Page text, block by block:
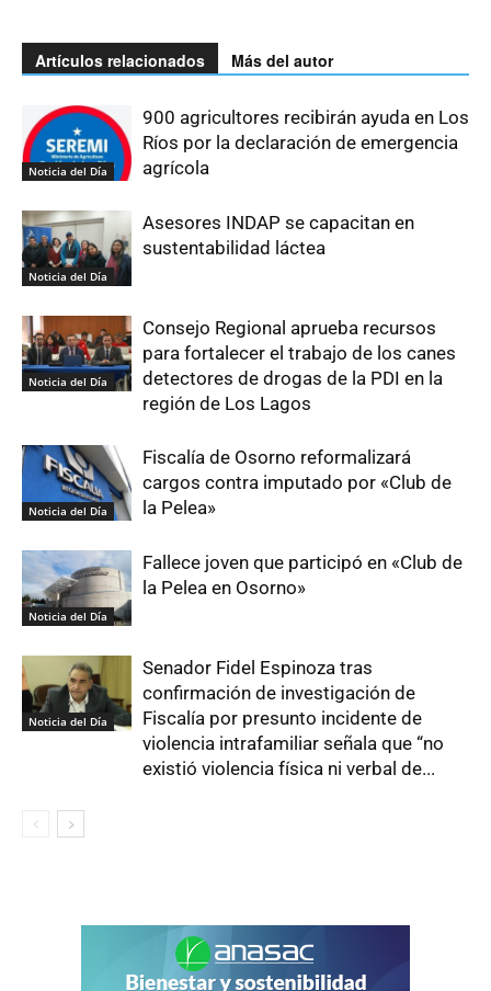
Artículos relacionados Más del autor
Noticia del Día
900 agricultores recibirán ayuda en Los
Ríos por la declaración de emergencia
agrícola
Noticia del Día
Asesores INDAP se capacitan en
sustentabilidad láctea
Noticia del Día
Consejo Regional aprueba recursos
para fortalecer el trabajo de los canes
detectores de drogas de la PDI en la
región de Los Lagos
Noticia del Día
Fiscalía de Osorno reformalizará
cargos contra imputado por «Club de
la Pelea»
Noticia del Día
Fallece joven que participó en «Club de
la Pelea en Osorno»
Noticia del Día
Senador Fidel Espinoza tras
confirmación de investigación de
Fiscalía por presunto incidente de
violencia intrafamiliar señala que “no
existió violencia física ni verbal de...